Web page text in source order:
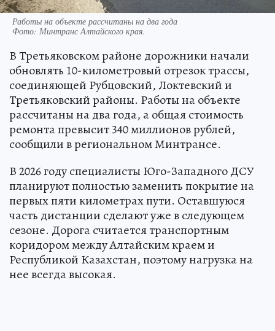
Работы на объекте рассчитаны на два года
Фото: Минтранс Алтайского края.
В Третьяковском районе дорожники начали
обновлять 10-километровый отрезок трассы,
соединяющей Рубцовский, Локтевский и
Третьяковский районы. Работы на объекте
рассчитаны на два года, а общая стоимость
ремонта превысит 340 миллионов рублей,
сообщили в региональном Минтрансе.
В 2026 году специалисты Юго-Западного ДСУ
планируют полностью заменить покрытие на
первых пяти километрах пути. Оставшуюся
часть дистанции сделают уже в следующем
сезоне. Дорога считается транспортным
коридором между Алтайским краем и
Республикой Казахстан, поэтому нагрузка на
нее всегда высокая.